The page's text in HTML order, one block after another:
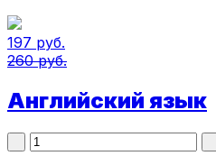
197 руб.
260 руб.
Английский язык